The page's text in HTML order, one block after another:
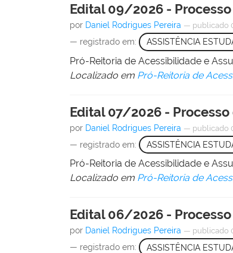
Edital 09/2026 -
por Daniel Rodrigues Pereira — publicado
— registrado em: ASSISTÊNCIA
Pró-Reitoria de Acessibilidade e
Localizado em Pró-Reitoria de
Edital 07/2026 -
por Daniel Rodrigues Pereira — publicado
— registrado em: ASSISTÊNCIA
Pró-Reitoria de Acessibilidade e
Localizado em Pró-Reitoria de
Edital 06/2026 -
por Daniel Rodrigues Pereira — publicado
— registrado em: ASSISTÊNCIA